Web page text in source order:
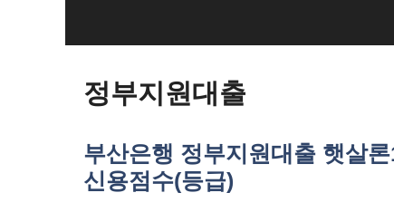
정부지원대출
부산은행 정부지원대출 햇살
신용점수(등급)